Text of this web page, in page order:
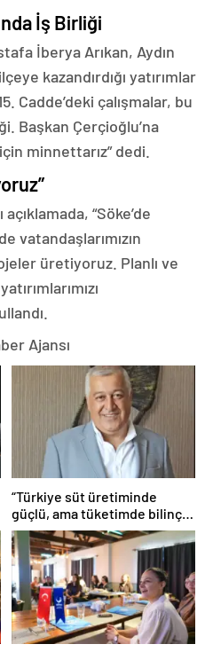
İş Birliği
İberya Arıkan, Aydın
kazandırdığı yatırımlar
Cadde’deki çalışmalar, bu
Başkan Çerçioğlu’na
minnettarız” dedi.
“Söke’de
vatandaşlarımızın
üretiyoruz. Planlı ve
Ajansı
“Türkiye süt üretiminde
güçlü, ama tüketimde bilinç
şart”